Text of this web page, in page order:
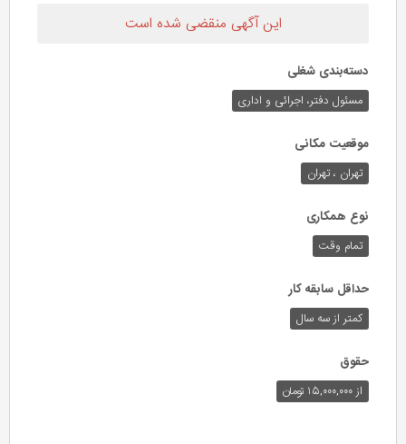
این آگهی منقضی شده است
دسته‌بندی شغلی
مسئول دفتر، اجرائی و اداری
موقعیت مکانی
تهران ، تهران
نوع همکاری
تمام وقت
حداقل سابقه کار
کمتر از سه سال
حقوق
از ۱۵,۰۰۰,۰۰۰ تومان